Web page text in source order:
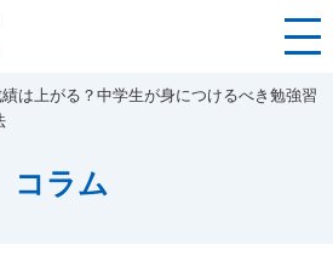
は上がる？中学生が身につけるべき勉強習
コラム